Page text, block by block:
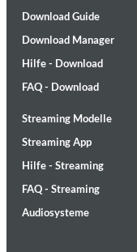
Download Guide
Download Manager
Hilfe - Download
FAQ - Download
Streaming Modelle
Streaming App
Hilfe - Streaming
FAQ - Streaming
Audiosysteme